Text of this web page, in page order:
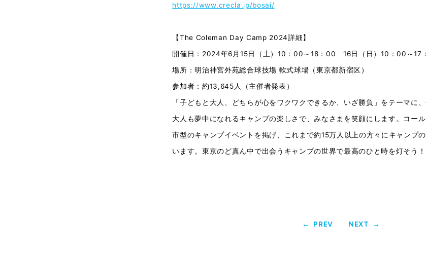
https://www.crecla.jp/bosai/
【The Coleman Day Camp 2024詳細】
開催日：2024年6月15日（土）10：00～18：00 16日（日）10：00～17
場所：明治神宮外苑総合球技場 軟式球場（東京都新宿区）
参加者：約13,645人（主催者発表）
「子どもと大人、どちらが心をワクワクできるか、いざ勝負」をテーマに
大人も夢中になれるキャンプの楽しさで、みなさまを笑顔にします。コー
市型のキャンプイベントを掲げ、これまで約15万人以上の方々にキャンプ
います。東京のど真ん中で出会うキャンプの世界で最高のひと時を灯そう！
PREV NEXT